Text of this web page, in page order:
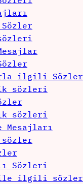
ilgili Sözler
sözleri
sözleri
Mesajları
Sözleri
ile ilgili sözler